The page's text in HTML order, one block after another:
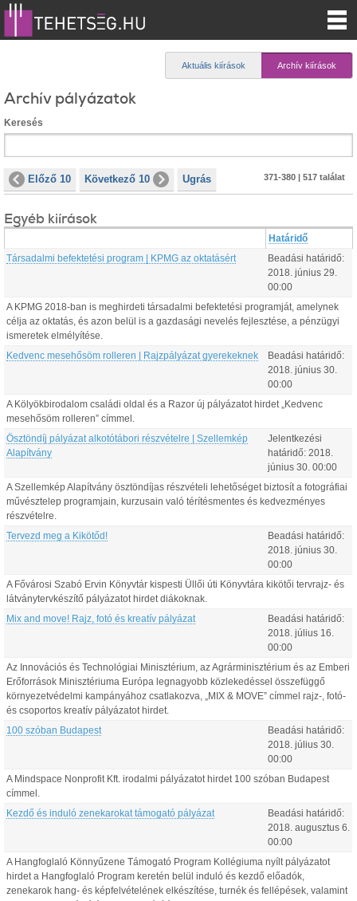
Aktuális kiírások Archív kiírások
Archív pályázatok
Keresés
Előző 10 Következő 10 Ugrás 371-380 | 517 találat
Egyéb kiírások
Határidő
Társadalmi befektetési program | KPMG az oktatásért
Beadási határidő:
2018. június 29
00:00
A KPMG 2018-ban is meghirdeti társadalmi befektetési programját, amelynek
célja az oktatás, és azon belül is a gazdasági nevelés fejlesztése, a pénzügyi
ismeretek elmélyítése.
Kedvenc mesehősöm rolleren | Rajzpályázat gyerekeknek
Beadási határidő:
2018. június 30
00:00
A Kölyökbirodalom családi oldal és a Razor új pályázatot hirdet „Kedvenc
mesehősöm rolleren” címmel.
Ösztöndíj pályázat alkotótábori részvételre | Szellemkép
Alapítvány
Jelentkezési
határidő: 2018.
június 30 00:00
A Szellemkép Alapítvány ösztöndíjas részvételi lehetőséget biztosít a fotográfiai
művésztelep programjain, kurzusain való térítésmentes és kedvezményes
részvételre.
Tervezd meg a Kikötőd!
Beadási határidő:
2018. június 30
00:00
A Fővárosi Szabó Ervin Könyvtár kispesti Üllői úti Könyvtára kikötői tervrajz- és
látványtervkészítő pályázatot hirdet diákoknak.
Mix and move! Rajz, fotó és kreatív pályázat
Beadási határidő:
2018. július 16
00:00
Az Innovációs és Technológiai Minisztérium, az Agrárminisztérium és az Emberi
Erőforrások Minisztériuma Európa legnagyobb közlekedéssel összefüggő
környezetvédelmi kampányához csatlakozva, „MIX & MOVE” címmel rajz-, fotó-
és csoportos kreatív pályázatot hirdet.
100 szóban Budapest
Beadási határidő:
2018. július 30
00:00
A Mindspace Nonprofit Kft. irodalmi pályázatot hirdet 100 szóban Budapest
címmel.
Kezdő és induló zenekarokat támogató pályázat
Beadási határidő:
2018. augusztus 6
00:00
A Hangfoglaló Könnyűzene Támogató Program Kollégiuma nyílt pályázatot
hirdet a Hangfoglaló Program keretén belül induló és kezdő előadók,
zenekarok hang- és képfelvételének elkészítése, turnék és fellépések, valamint